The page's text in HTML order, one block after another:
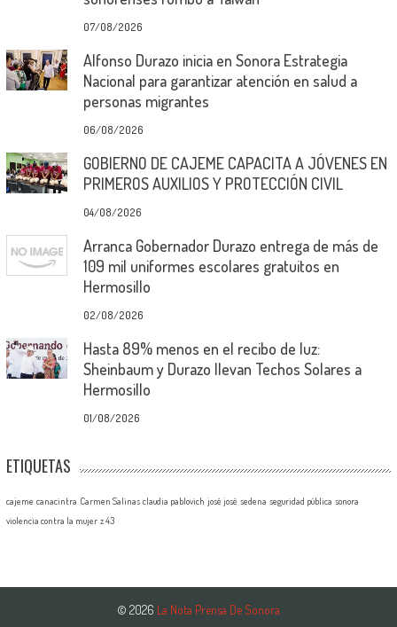
07/08/2026
Alfonso Durazo inicia en Sonora Estrategia
Nacional para garantizar atención en salud a
personas migrantes
06/08/2026
GOBIERNO DE CAJEME CAPACITA A JÓVENES EN
PRIMEROS AUXILIOS Y PROTECCIÓN CIVIL
04/08/2026
Arranca Gobernador Durazo entrega de más de
109 mil uniformes escolares gratuitos en
Hermosillo
02/08/2026
Hasta 89% menos en el recibo de luz:
Sheinbaum y Durazo llevan Techos Solares a
Hermosillo
01/08/2026
ETIQUETAS
cajeme canacintra Carmen Salinas claudia pablovich josé josé sedena seguridad pública sonora
violencia contra la mujer z 43
© 2026 La Nota Prensa De Sonora